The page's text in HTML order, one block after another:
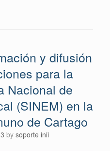
y difusión
para la
Nacional de
(SINEM) en la
de Cartago
by soporte inii